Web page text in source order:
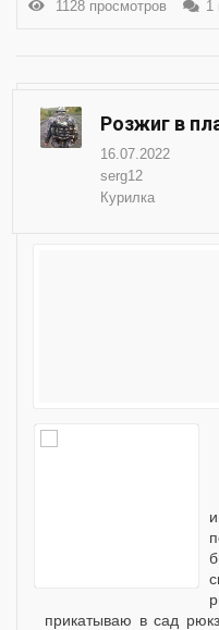
1128 просмотров 1
Розжиг в
16.07.2022
serg12
Курилка
прикатываю в сад